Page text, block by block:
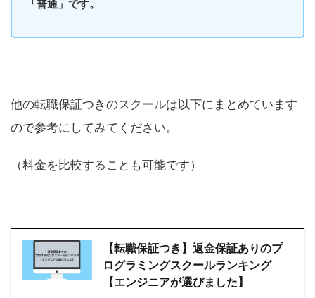
「普通」です。
他の転職保証つきのスクールは以下にまとめています
ので参考にしてみてください。
（料金を比較することも可能です）
【転職保証つき】返金保証ありのプ
ログラミングスクールランキング
【エンジニアが選びました】